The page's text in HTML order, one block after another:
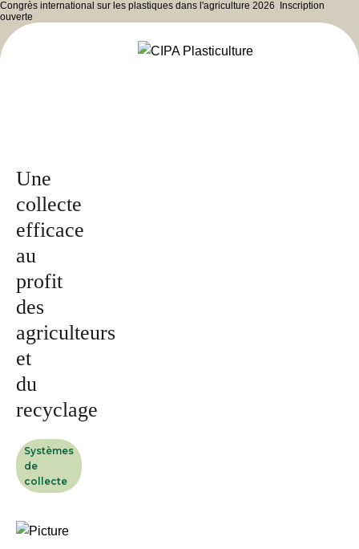
Congrès international sur les plastiques dans l'agriculture 2026
Inscription
ouverte
Une
collecte
efficace
au
profit
des
agriculteurs
et
du
recyclage
Systèmes
de
collecte